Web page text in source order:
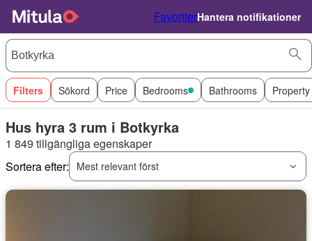
FavoriterHantera notifikationer
Filters Sökord Price Bedrooms Bathrooms
Hus hyra 3 rum i Botkyrka
1 849 tillgängliga egenskaper
Sortera efter:
Mest relevant först